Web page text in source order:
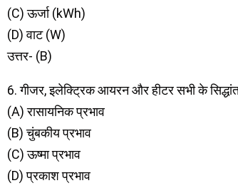
(C) ऊर्जा (kWh)
(D) वाट (W)
उत्तर- (B)
6. गीजर, इलेक्ट्रिक आयरन और हीटर सभी के
(A) रासायनिक प्रभाव
(B) चुंबकीय प्रभाव
(C) ऊष्मा प्रभाव
(D) प्रकाश प्रभाव